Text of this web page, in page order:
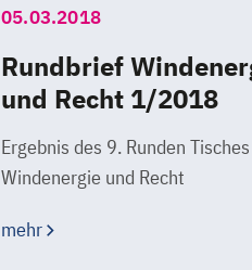
05.03.2018
Rundbrief
und Recht 1/2018
Ergebnis des 9. Runden Tisches
Windenergie und Recht
mehr